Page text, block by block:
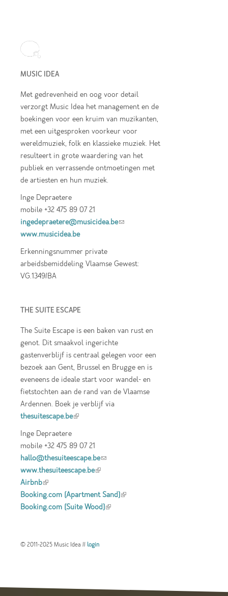
MUSIC IDEA
Met gedrevenheid en oog voor detail
verzorgt Music Idea het management en de
boekingen voor een kruim van muzikanten,
met een uitgesproken voorkeur voor
wereldmuziek, folk en klassieke muziek. Het
resulteert in grote waardering van het
publiek en verrassende ontmoetingen met
de artiesten en hun muziek.
Inge Depraetere
mobile +32 475 89 07 21
ingedepraetere@musicidea.be(link sends e-
www.musicidea.be
Erkenningsnummer private
arbeidsbemiddeling Vlaamse Gewest:
VG.1349/BA
THE SUITE ESCAPE
The Suite Escape is een baken van rust en
genot. Dit smaakvol ingerichte
gastenverblijf is centraal gelegen voor een
bezoek aan Gent, Brussel en Brugge en is
eveneens de ideale start voor wandel- en
fietstochten aan de rand van de Vlaamse
Ardennen. Boek je verblijf via
thesuitescape.be(link is external)
Inge Depraetere
mobile +32 475 89 07 21
hallo@thesuiteescape.be(link sends e-mail)
www.thesuiteescape.be(link is external)
Airbnb(link is external)
Booking.com (Apartment Sand)(link is
Booking.com (Suite Wood)(link is external)
© 2011-2025 Music Idea //login